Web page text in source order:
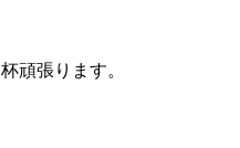
頑張ります。